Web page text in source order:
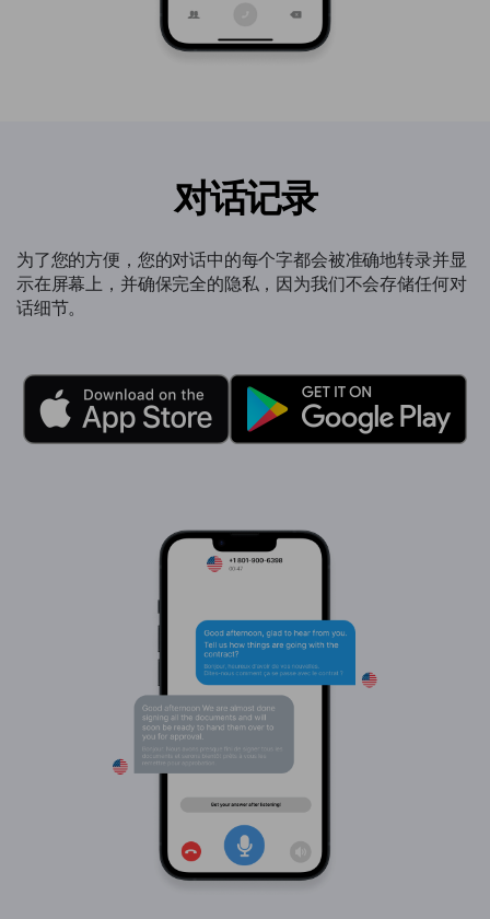
对话记录
为了您的方便，您的对话中的每个字都会被准确地转录并显
示在屏幕上，并确保完全的隐私，因为我们不会存储任何对
话细节。